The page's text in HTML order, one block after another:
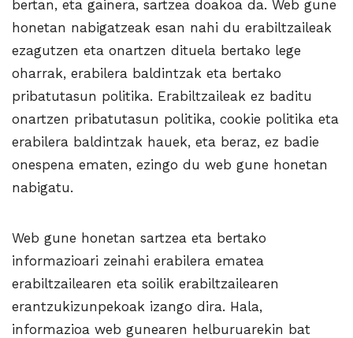
bertan, eta gainera, sartzea doakoa da. Web gune
honetan nabigatzeak esan nahi du erabiltzaileak
ezagutzen eta onartzen dituela bertako lege
oharrak, erabilera baldintzak eta bertako
pribatutasun politika. Erabiltzaileak ez baditu
onartzen pribatutasun politika, cookie politika eta
erabilera baldintzak hauek, eta beraz, ez badie
onespena ematen, ezingo du web gune honetan
nabigatu.
Web gune honetan sartzea eta bertako
informazioari zeinahi erabilera ematea
erabiltzailearen eta soilik erabiltzailearen
erantzukizunpekoak izango dira. Hala,
informazioa web gunearen helburuarekin bat